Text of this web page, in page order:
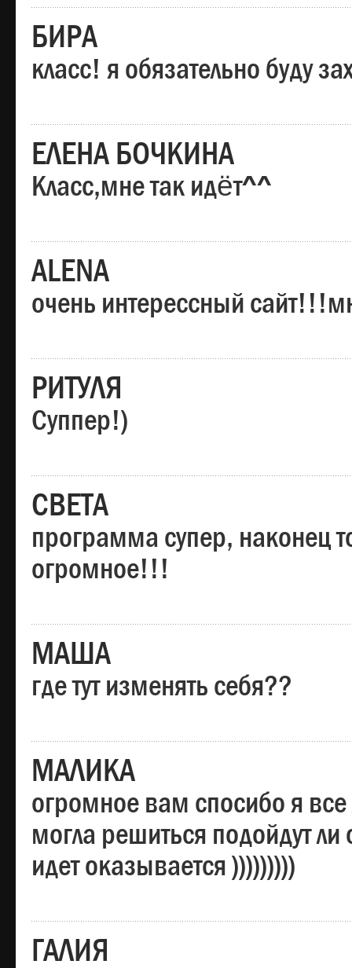
БИРА
класс! я обязательно буду
ЕЛЕНА БОЧКИНА
Класс,мне так идёт^^
ALENA
очень интерессный
РИТУЛЯ
Суппер!)
СВЕТА
программа супер, наконец
огромное!!!
МАША
где тут изменять себя??
МАЛИКА
огромное вам спосибо я
могла решиться подойдут ли
идет оказывается )))))))))
ГАЛИЯ